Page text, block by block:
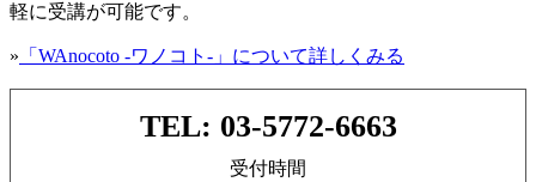
軽に受講が可能です。
» 「WAnocoto -ワノコト-」について詳しくみる
TEL: 03-5772-6663
受付時間